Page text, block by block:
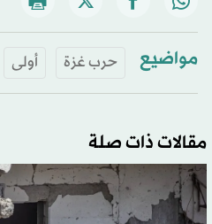
مواضيع حرب غزة أولى
مقالات ذات صلة